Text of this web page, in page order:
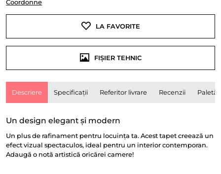
Coordonne
LA FAVORITE
FIȘIER TEHNIC
Descriere Specificații Referitor livrare Recenzii Paletă
Un design elegant și modern
Un plus de rafinament pentru locuința ta. Acest tapet creează un
efect vizual spectaculos, ideal pentru un interior contemporan.
Adaugă o notă artistică oricărei camere!